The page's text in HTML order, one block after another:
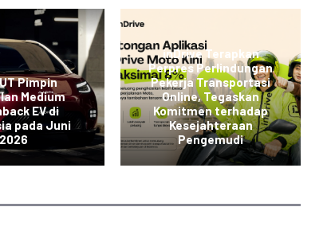
Pimpin
Medium
EV di
pada Juni
2026
inDrive Terapkan
Perpres Perlindungan
Pekerja Transportasi
Online, Tegaskan
Komitmen terhadap
Kesejahteraan
Pengemudi